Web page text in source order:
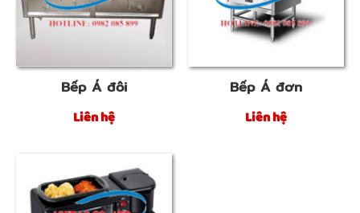
Bếp Á đôi
Liên hệ
Bếp Á đơn
Liên hệ